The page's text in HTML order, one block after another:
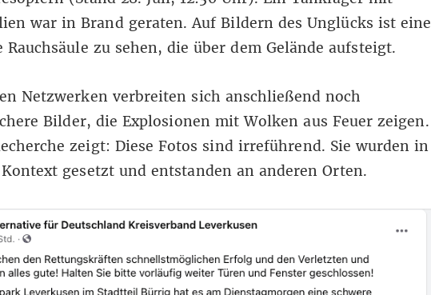
war in Brand geraten. Auf Bildern des Unglücks ist eine
Rauchsäule zu sehen, die über dem Gelände aufsteigt.
Netzwerken verbreiten sich anschließend noch
Bilder, die Explosionen mit Wolken aus Feuer zeigen.
zeigt: Diese Fotos sind irreführend. Sie wurden in
gesetzt und entstanden an anderen Orten.